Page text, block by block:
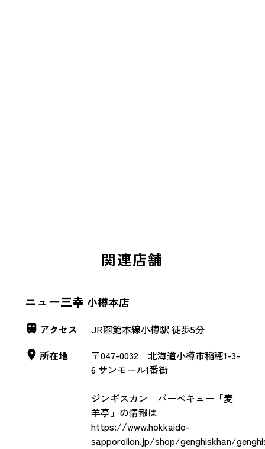
関連店舗
ニュー三幸 小樽本店
アクセス
JR函館本線小樽駅 徒歩5分
所在地
〒047-0032 北海道小樽市稲穂1-3-
6 サンモール1番街
ジンギスカン バーベキュー「麦
羊亭」の情報は
https://www.hokkaido-
sapporolion.jp/shop/genghiskhan/